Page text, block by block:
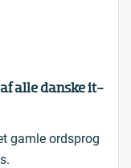
alle danske it-
gamle ordsprog